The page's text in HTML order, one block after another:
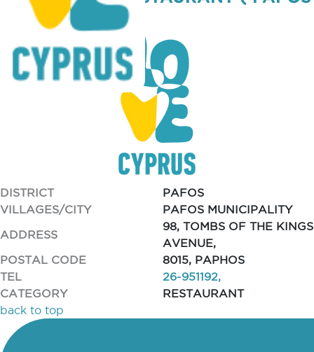
DISTRICT
PAFOS
VILLAGES/CITY
PAFOS MUNICIPALITY
ADDRESS
98, TOMBS OF THE KINGS
AVENUE,
POSTAL CODE
8015, PAPHOS
TEL
26-951192,
CATEGORY
RESTAURANT
back to top